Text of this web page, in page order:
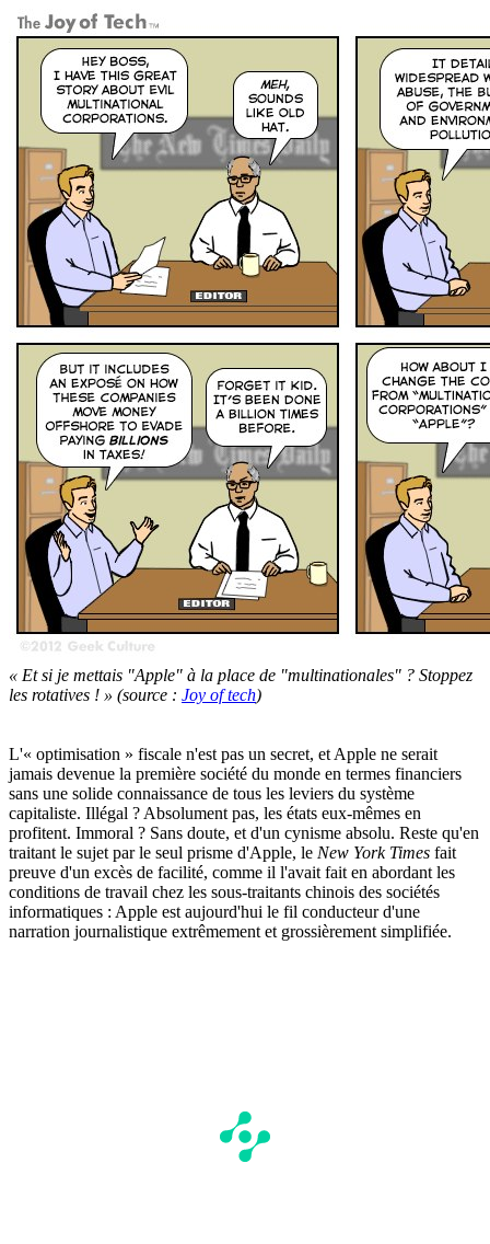
« Et si je mettais "Apple" à la place de "multinationales" ? Stoppez
les rotatives ! » (source : Joy of tech)
L'« optimisation » fiscale n'est pas un secret, et Apple ne serait
jamais devenue la première société du monde en termes financiers
sans une solide connaissance de tous les leviers du système
capitaliste. Illégal ? Absolument pas, les états eux-mêmes en
profitent. Immoral ? Sans doute, et d'un cynisme absolu. Reste qu'en
traitant le sujet par le seul prisme d'Apple, le New York Times fait
preuve d'un excès de facilité, comme il l'avait fait en abordant les
conditions de travail chez les sous-traitants chinois des sociétés
informatiques : Apple est aujourd'hui le fil conducteur d'une
narration journalistique extrêmement et grossièrement simplifiée.